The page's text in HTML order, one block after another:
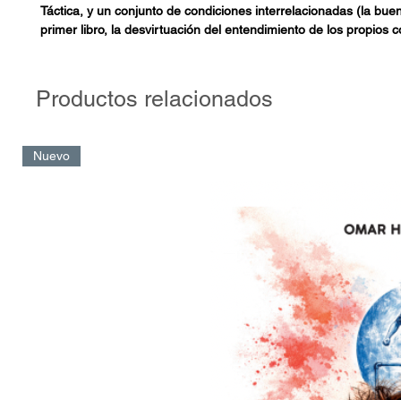
Táctica, y un conjunto de condiciones interrelacionadas (la
primer libro, la desvirtuación del entendimiento de los propios
(Incluye la transcripción completa y en portugués de la
Productos relacionados
Nuevo